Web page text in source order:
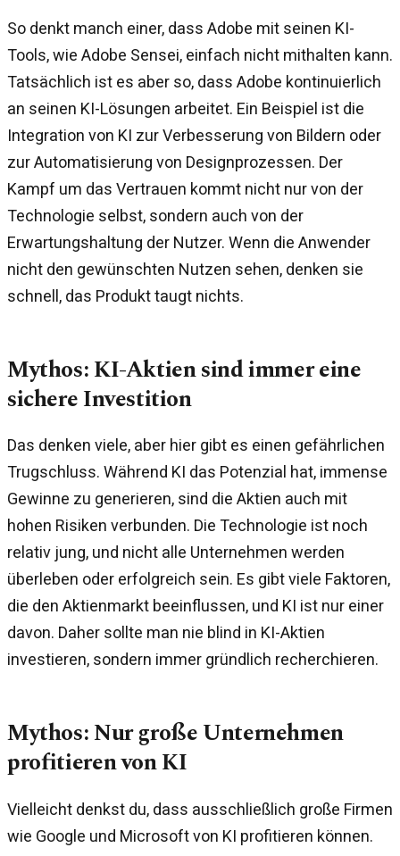
So denkt manch einer, dass Adobe mit seinen KI-
Tools, wie Adobe Sensei, einfach nicht mithalten kann.
Tatsächlich ist es aber so, dass Adobe kontinuierlich
an seinen KI-Lösungen arbeitet. Ein Beispiel ist die
Integration von KI zur Verbesserung von Bildern oder
zur Automatisierung von Designprozessen. Der
Kampf um das Vertrauen kommt nicht nur von der
Technologie selbst, sondern auch von der
Erwartungshaltung der Nutzer. Wenn die Anwender
nicht den gewünschten Nutzen sehen, denken sie
schnell, das Produkt taugt nichts.
Mythos: KI-Aktien sind immer eine
sichere Investition
Das denken viele, aber hier gibt es einen gefährlichen
Trugschluss. Während KI das Potenzial hat, immense
Gewinne zu generieren, sind die Aktien auch mit
hohen Risiken verbunden. Die Technologie ist noch
relativ jung, und nicht alle Unternehmen werden
überleben oder erfolgreich sein. Es gibt viele Faktoren,
die den Aktienmarkt beeinflussen, und KI ist nur einer
davon. Daher sollte man nie blind in KI-Aktien
investieren, sondern immer gründlich recherchieren.
Mythos: Nur große Unternehmen
profitieren von KI
Vielleicht denkst du, dass ausschließlich große Firmen
wie Google und Microsoft von KI profitieren können.